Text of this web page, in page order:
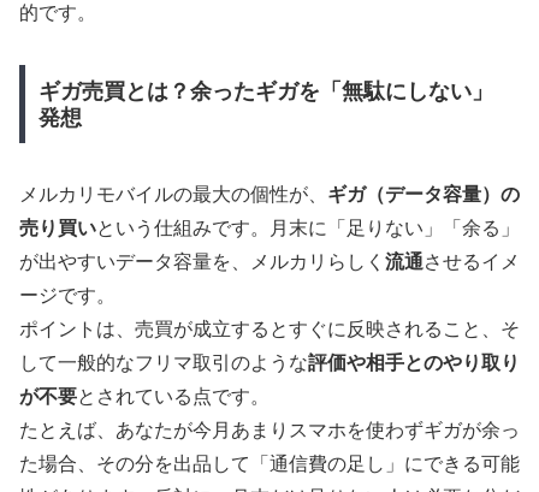
的です。
ギガ売買とは？余ったギガを「無駄にしない」
発想
メルカリモバイルの最大の個性が、 ギガ（データ容量）の
売り買いという仕組みです。月末に「足りない」「余る」
が出やすいデータ容量を、メルカリらしく 流通させるイメ
ージです。
ポイントは、売買が成立するとすぐに反映されること、そ
して一般的なフリマ取引のような評価や相手とのやり取り
が不要とされている点です。
たとえば、あなたが今月あまりスマホを使わずギガが余っ
た場合、その分を出品して「通信費の足し」にできる可能